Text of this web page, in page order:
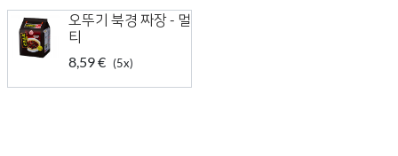
오뚜기 북경 짜장 - 멀
티
8,59 € (5x)